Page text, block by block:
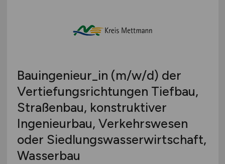
Bauingenieur_in (m/w/d) der
Vertiefungsrichtungen Tiefbau,
Straßenbau, konstruktiver
Ingenieurbau, Verkehrswesen
oder Siedlungswasserwirtschaft,
Wasserbau